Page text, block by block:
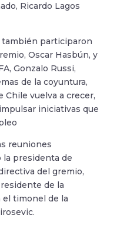
Ricardo Lagos
también participaron
Oscar Hasbún, y
Gonzalo Russi,
de la coyuntura,
Chile vuelva a crecer,
iniciativas que
reuniones
la presidenta de
del gremio,
de la
el timonel de la